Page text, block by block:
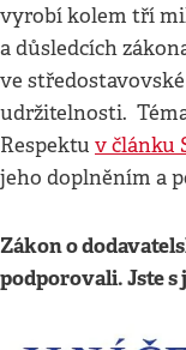
vyrobí kolem tří
a důsledcích
ve
udržitelnosti.
Respektu v článku
jeho doplněním a
Zákon o
podporovali. Jste s